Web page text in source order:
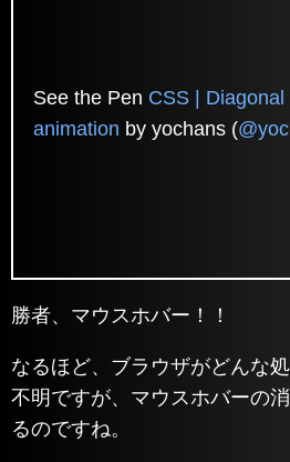
See the Pen CSS |
animation by yochans (
勝者、マウスホバー！！
なるほど、ブラウザがどんな
不明ですが、マウスホバーの
るのですね。